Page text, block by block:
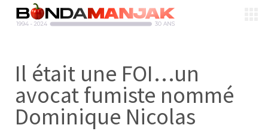
Il était une FOI…un
avocat fumiste nommé
Dominique Nicolas